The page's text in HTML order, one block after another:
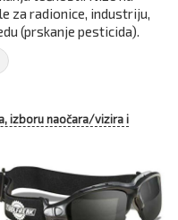
za radionice, industriju,
(prskanje pesticida).
izboru naočara/vizira i